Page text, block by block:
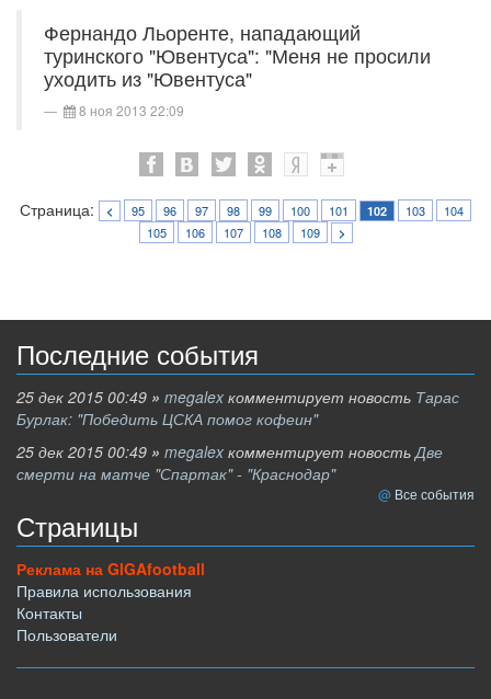
Фернандо Льоренте, нападающий
туринского "Ювентуса": "Меня не просили
уходить из "Ювентуса"
8 ноя 2013 22:09
Страница: < 95 96 97 98 99 100 101 102 103
104
105
106 107 108 109 >
Последние события
25 дек 2015 00:49 » megalex комментирует новость Тарас
Бурлак: "Победить ЦСКА помог кофеин"
25 дек 2015 00:49 » megalex комментирует новостьДве
смерти на матче "Спартак" - "Краснодар"
Все события
Страницы
Реклама на GIGAfootball
Правила использования
Контакты
Пользователи